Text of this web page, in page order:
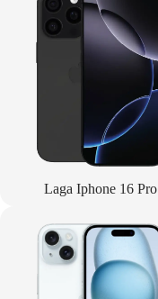
Laga Iphone 16 Pro